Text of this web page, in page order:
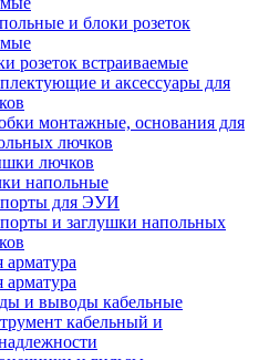
и блоки розеток
розеток встраиваемые
и аксессуары для
монтажные, основания для
лючков
лючков
напольные
для ЭУИ
и заглушки напольных
арматура
арматура
и выводы кабельные
кабельный и